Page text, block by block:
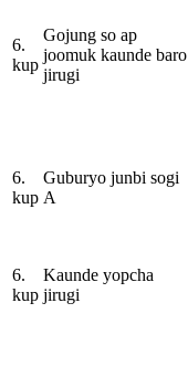
6.
kup
Gojung so ap
joomuk kaunde baro
jirugi
6.
kup
Guburyo junbi sogi
A
6.
kup
Kaunde yopcha
jirugi